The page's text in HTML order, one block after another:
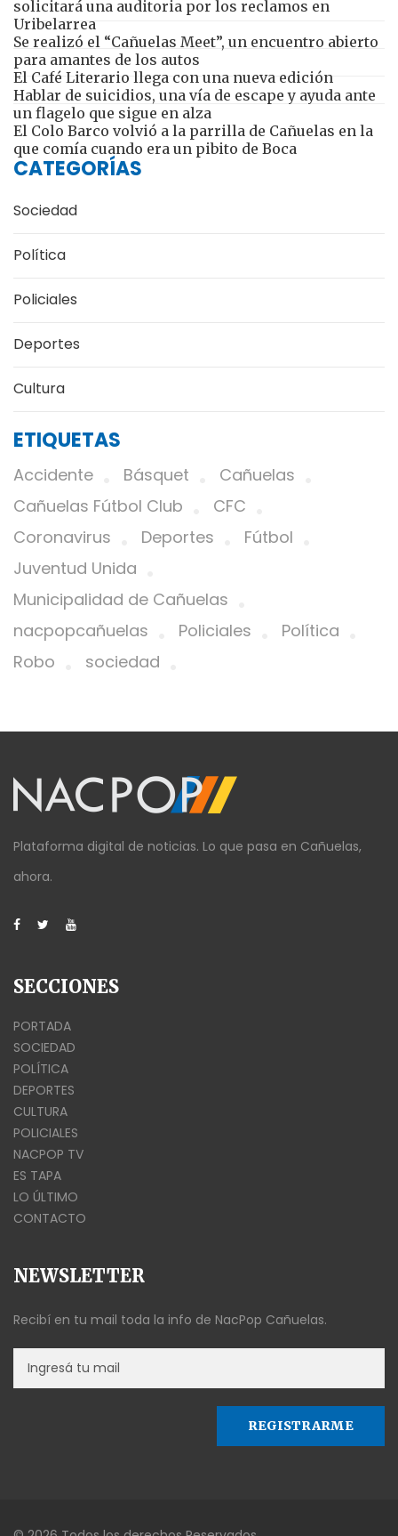
solicitará una auditoria por los reclamos en
Uribelarrea
Se realizó el “Cañuelas Meet”, un encuentro abierto
para amantes de los autos
El Café Literario llega con una nueva edición
Hablar de suicidios, una vía de escape y ayuda ante
un flagelo que sigue en alza
El Colo Barco volvió a la parrilla de Cañuelas en la
que comía cuando era un pibito de Boca
CATEGORÍAS
Sociedad
Política
Policiales
Deportes
Cultura
ETIQUETAS
Accidente Básquet
Cañuelas
Cañuelas Fútbol Club
CFC
Coronavirus
Deportes
Fútbol
Juventud Unida
Municipalidad de Cañuelas
nacpopcañuelas
Policiales
Política
Robo
sociedad
Plataforma digital de noticias. Lo que pasa en Cañuelas,
ahora.
SECCIONES
PORTADA
SOCIEDAD
POLÍTICA
DEPORTES
CULTURA
POLICIALES
NACPOP TV
ES TAPA
LO ÚLTIMO
CONTACTO
NEWSLETTER
Recibí en tu mail toda la info de NacPop Cañuelas.